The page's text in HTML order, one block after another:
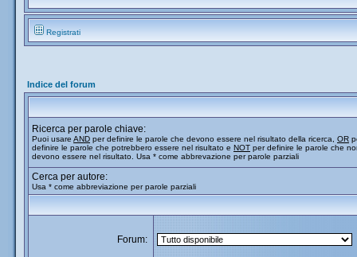
Registrati
Indice del forum
Ricerca per parole chiave:
Puoi usare AND per definire le parole che devono essere nel risultato della ricerca, OR
definire le parole che potrebbero essere nel risultato e NOT per definire le parole che
devono essere nel risultato. Usa * come abbrevazione per parole parziali
Cerca per autore:
Usa * come abbreviazione per parole parziali
Forum: